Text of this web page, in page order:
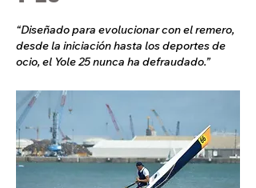
“Diseñado para evolucionar con el remero,
desde la iniciación hasta los deportes de
ocio, el Yole 25 nunca ha defraudado.”